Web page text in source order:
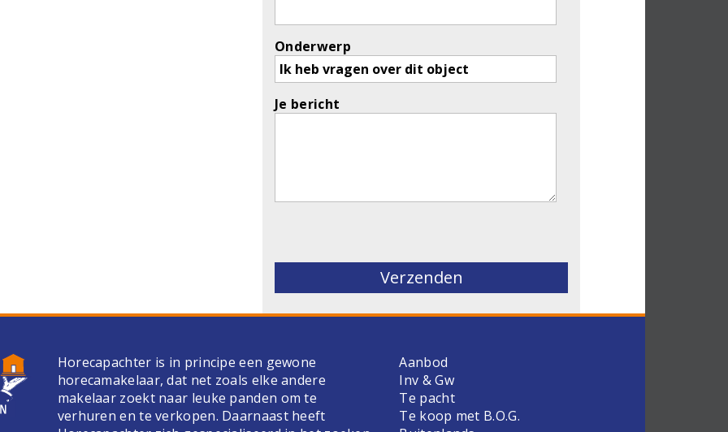
Onderwerp
Je bericht
Horecapachter is in principe een gewone
horecamakelaar, dat net zoals elke andere
makelaar zoekt naar leuke panden om te
verhuren en te verkopen. Daarnaast heeft
Aanbod
Inv & Gw
Te pacht
Te koop met B.O.G.